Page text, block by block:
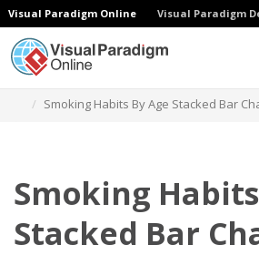
Visual Paradigm Online Visual Paradigm
Smoking Habits By Age Stacked Bar
Smoking
Stacked Bar